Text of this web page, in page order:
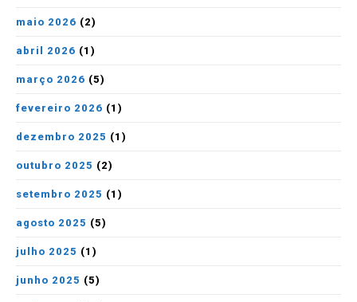
maio 2026 (2)
abril 2026 (1)
março 2026 (5)
fevereiro 2026 (1)
dezembro 2025 (1)
outubro 2025 (2)
setembro 2025 (1)
agosto 2025 (5)
julho 2025 (1)
junho 2025 (5)